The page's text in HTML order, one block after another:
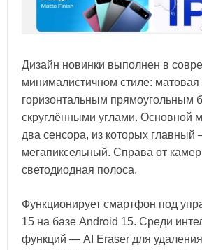
Дизайн новинки выполнен в
минималистичном стиле: матовая
горизонтальным прямоугольным
скруглёнными углами. Основной
два сенсора, из которых главный
мегапиксельный. Справа от
светодиодная полоса.
Функционирует смартфон под
15 на базе Android 15. Среди
функций — AI Eraser для